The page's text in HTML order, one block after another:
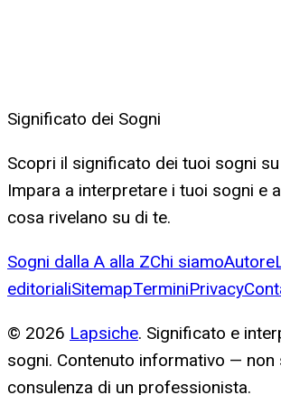
Significato dei Sogni
Scopri il significato dei tuoi sogni
Impara a interpretare i tuoi sogni e
cosa rivelano su di te.
Sogni dalla A alla ZChi siamoAutore
editorialiSitemapTerminiPrivacy
© 2026 Lapsiche. Significato e
sogni. Contenuto informativo — non
consulenza di un professionista.